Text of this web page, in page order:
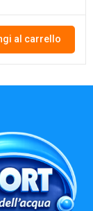
al carrello